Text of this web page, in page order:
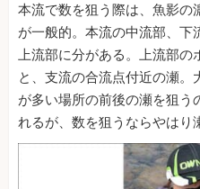
本流で数を狙う際は、魚影の
が一般的。本流の中流部、下
上流部に分がある。上流部の
と、支流の合流点付近の瀬
が多い場所の前後の瀬を狙う
れるが、数を狙うならやはり